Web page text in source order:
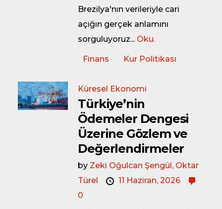
Brezilya'nın verileriyle cari
açığın gerçek anlamını
sorguluyoruz... Oku.
Finans Kur Politikası
Küresel Ekonomi
Türkiye’nin
Ödemeler Dengesi
Üzerine Gözlem ve
Değerlendirmeler
by Zeki Oğulcan Şengül, Oktar
Türel
11 Haziran, 2026
0